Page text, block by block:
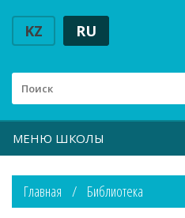
KZ RU
МЕНЮ ШКОЛЫ
Главная Библиотека